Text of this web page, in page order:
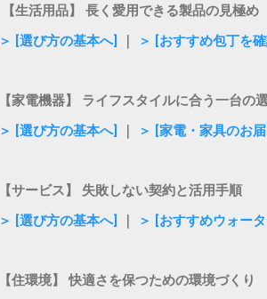
【生活用品】 長く愛用できる製品の見極め
＞ [選び方の基本へ]
＞ [おすすめ包丁を
【家電機器】 ライフスタイルに合う一台の
＞ [選び方の基本へ]
＞ [家電・家具のお
【サービス】 失敗しない契約と活用手順
＞ [選び方の基本へ]
＞ [おすすめウォー
【住環境】 快適さを保つための環境づくり